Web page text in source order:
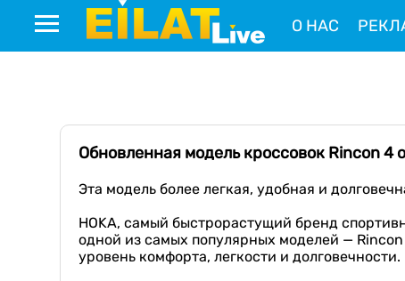
О НАС
Обновленная модель кроссовок Rincon 4
Эта модель более легкая, удобная и
HOKA, самый быстрорастущий бренд
одной из самых популярных моделей —
уровень комфорта, легкости и долговечности.